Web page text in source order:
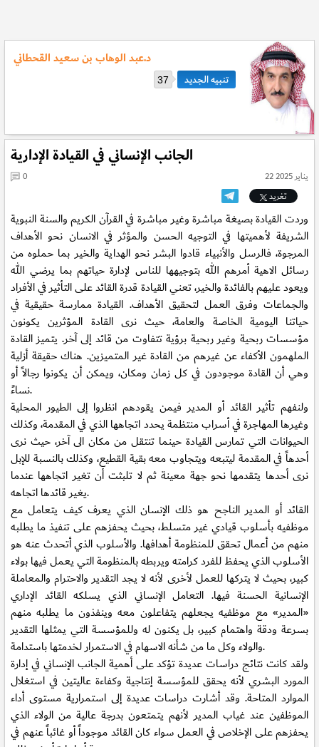
د.عبد الوهاب بن سعيد القحطاني
37
الجانب الإنساني في القيادة الإدارية
22 يناير 2025
0
تغريد
وردت القيادة بصيغة مباشرة وغير مباشرة في القرآن الكريم والسنة النبوية
الشريفة لأهميتها في التوجيه الحسن والمؤثر في الانسان نحو الأهداف
المرجوة، فالرسل والأنبياء قادوا البشر نحو الهداية والخير بما حملوه من
رسائل الاهية أمرهم الله بتوجيهها للناس لإدارة حياتهم بما يرضي الله
ويعود عليهم بالفائدة والخير، تعني القيادة قدرة القائد على التأثير في الأفراد
والجماعات وفرق العمل لتحقيق الأهداف. القيادة ممارسة حقيقية في
حياتنا اليومية الخاصة والعامة، حيث نرى القادة المؤثرين يكونون
مؤسسات ربحية وغير ربحية برؤية تتفاوت من قائد إلى آخر. يتميز القادة
الملهمون الأكفاء عن غيرهم من القادة غير المتميزين. هناك حقيقة أزلية
وهي أن القادة موجودون في كل زمان ومكان، ويمكن أن يكونوا رجالاً أو
نساءً.
ولنفهم تأثير القائد أو المدير فيمن يقودهم انظروا إلى الطيور المحلية
وغيرها المهاجرة في أسراب منتظمة يحدد اتجاهها الذي في المقدمة، وكذلك
الحيوانات التي تمارس القيادة حينما تنتقل من مكان الى آخر، حيث نرى
أحدهاً في المقدمة ليتبعه ويتجاوب معه بقية القطيع، وكذلك بالنسبة للإبل
نرى أحدها يتقدمها نحو جهة معينة ثم لا تلبثت أن تغير اتجاهها عندما
يغير قائدها اتجاهه.
القائد أو المدير الناجح هو ذلك الإنسان الذي يعرف كيف يتعامل مع
موظفيه بأسلوب قيادي غير متسلط، بحيث يحفزهم على تنفيذ ما يطلبه
منهم من أعمال تحقق للمنظومة أهدافها. والأسلوب الذي أتحدث عنه هو
الأسلوب الذي يحفظ للفرد كرامته ويربطه بالمنظومة التي يعمل فيها بولاء
كبير، بحيث لا يتركها للعمل لأخرى لأنه لا يجد التقدير والاحترام والمعاملة
الإنسانية الحسنة فيها. التعامل الإنساني الذي يسلكه القائد الإداري
«المدير» مع موظفيه يجعلهم يتفاعلون معه وينفذون ما يطلبه منهم
بسرعة ودقة واهتمام كبير، بل يكنون له وللمؤسسة التي يمثلها التقدير
والولاء وكل ما من شأنه الاسهام في الاستمرار لخدمتها باستدامة.
ولقد كانت نتائج دراسات عديدة تؤكد على أهمية الجانب الإنساني في إدارة
المورد البشري لأنه يحقق للمؤسسة إنتاجية وكفاءة عاليتين في استغلال
الموارد المتاحة. وقد أشارت دراسات عديدة إلى استمرارية مستوى أداء
الموظفين عند غياب المدير لأنهم يتمتعون بدرجة عالية من الولاء الذي
يحفزهم على الإخلاص في العمل سواء كان القائد موجوداً أو غائباً عنهم في